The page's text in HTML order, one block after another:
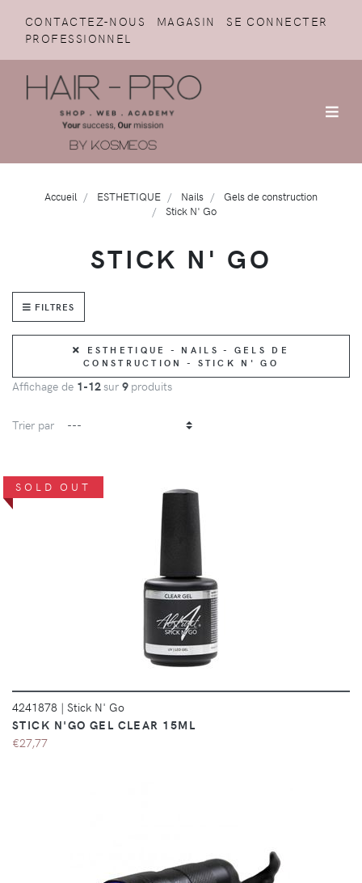
CONTACTEZ-NOUS MAGASIN
SE CONNECTER
PROFESSIONNEL
Accueil ESTHETIQUE Nails
Gels de construction
Stick N' Go
STICK N' GO
FILTRES
ESTHETIQUE - NAILS - GELS DE
CONSTRUCTION - STICK N' GO
Affichage de 1-12sur 9 produits
Trier par
SOLD OUT
DÉTAILS
4241878 | Stick N' Go
STICK N'GO GEL CLEAR 15ML
€27,77